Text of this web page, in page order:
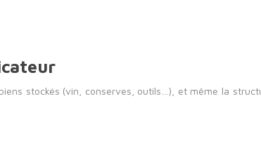
stockés (vin, conserves, outils…), et même la